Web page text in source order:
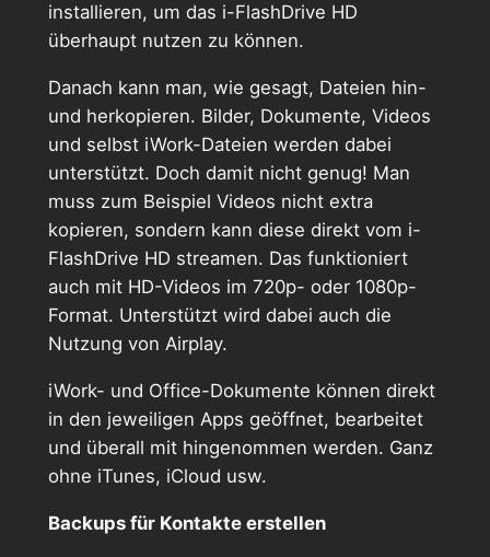
installieren, um das i-FlashDrive HD
überhaupt nutzen zu können.
Danach kann man, wie gesagt, Dateien hin-
und herkopieren. Bilder, Dokumente, Videos
und selbst iWork-Dateien werden dabei
unterstützt. Doch damit nicht genug! Man
muss zum Beispiel Videos nicht extra
kopieren, sondern kann diese direkt vom i-
FlashDrive HD streamen. Das funktioniert
auch mit HD-Videos im 720p- oder 1080p-
Format. Unterstützt wird dabei auch die
Nutzung von Airplay.
iWork- und Office-Dokumente können direkt
in den jeweiligen Apps geöffnet, bearbeitet
und überall mit hingenommen werden. Ganz
ohne iTunes, iCloud usw.
Backups für Kontakte erstellen